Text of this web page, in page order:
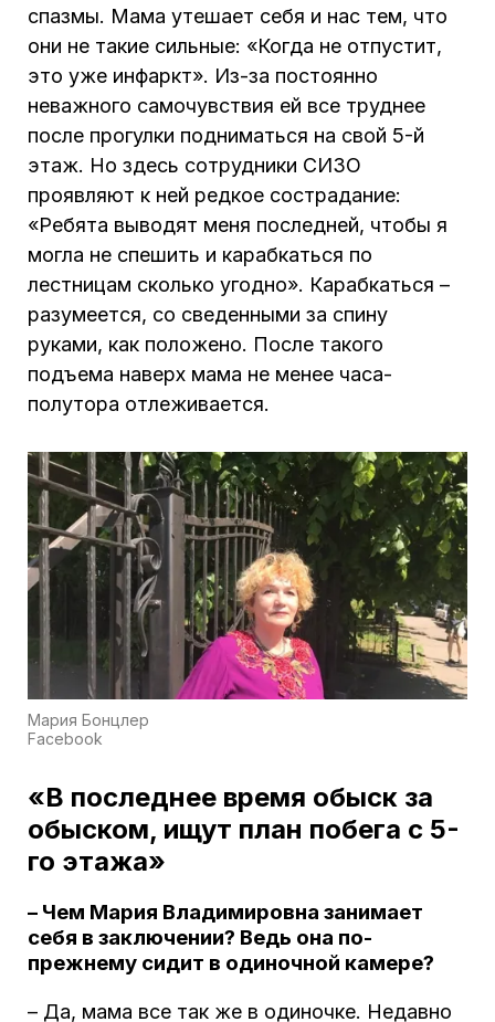
спазмы. Мама утешает себя и нас тем, что
они не такие сильные: «Когда не отпустит,
это уже инфаркт». Из-за постоянно
неважного самочувствия ей все труднее
после прогулки подниматься на свой 5-й
этаж. Но здесь сотрудники СИЗО
проявляют к ней редкое сострадание:
«Ребята выводят меня последней, чтобы я
могла не спешить и карабкаться по
лестницам сколько угодно». Карабкаться –
разумеется, со сведенными за спину
руками, как положено. После такого
подъема наверх мама не менее часа-
полутора отлеживается.
Мария Бонцлер
Facebook
«В последнее время обыск за
обыском, ищут план побега с 5-
го этажа»
– Чем Мария Владимировна занимает
себя в заключении? Ведь она по-
прежнему сидит в одиночной камере?
– Да, мама все так же в одиночке. Недавно